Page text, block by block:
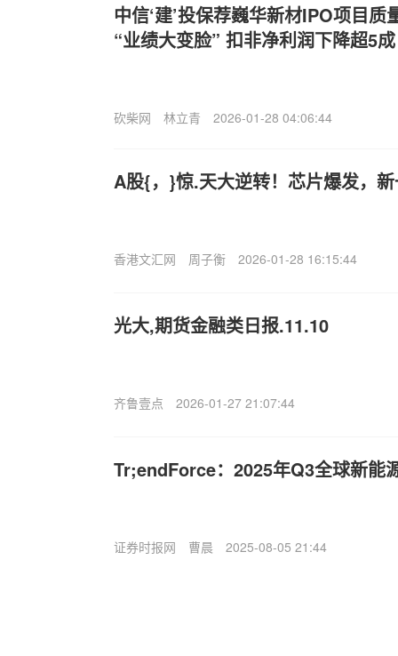
中信‘建’投保荐巍华新材IPO项目
“业绩大变脸” 扣非净利润下降超5成
砍柴网 林立青 2026-01-28 04:06:44
A股{，}惊.天大逆转！芯片爆发，
香港文汇网 周子衡 2026-01-28 16:15:44
光大,期货金融类日报.11.10
齐鲁壹点 2026-01-27 21:07:44
Tr;endForce：2025年Q3全球新能
证券时报网 曹晨 2025-08-05 21:44